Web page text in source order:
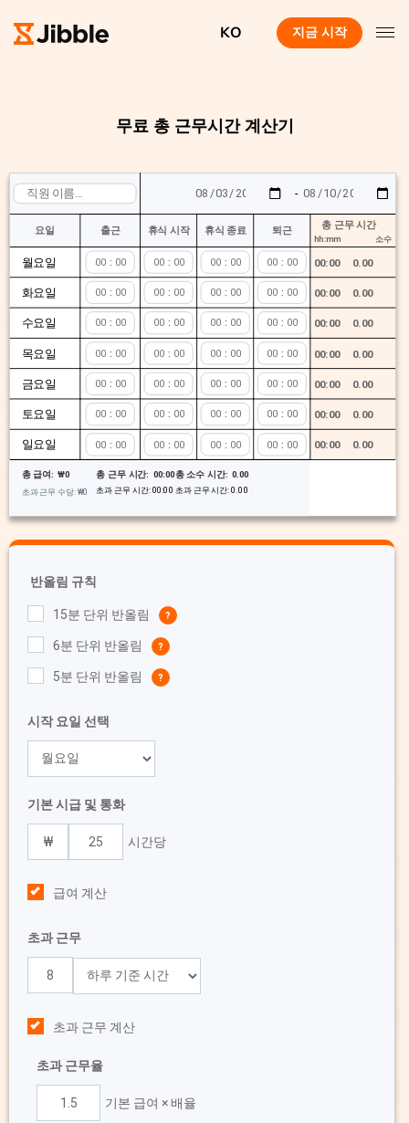
KO 지금 시작
무료 총 근무시간 계산기
-
요일 출근 휴식 시작 휴식 종료 퇴근 총 근무 시간
hh:mm 소수
월요일 : : : : 00:00 0.00
화요일 : : : : 00:00 0.00
수요일 : : : : 00:00 0.00
목요일 : : : : 00:00 0.00
금요일 : : : : 00:00 0.00
토요일 : : : : 00:00 0.00
일요일 : : : : 00:00 0.00
총 급여: ₩0
초과 근무 수당: ₩0
총 근무 시간: 00:00
초과 근무 시간: 00:00
총 소수 시간: 0.00
초과 근무 시간: 0.00
반올림 규칙
15분 단위 반올림
6분 단위 반올림
5분 단위 반올림
시작 요일 선택
기본 시급 및 통화
시간당
급여 계산
초과 근무
초과 근무 계산
초과 근무율
기본 급여 × 배율